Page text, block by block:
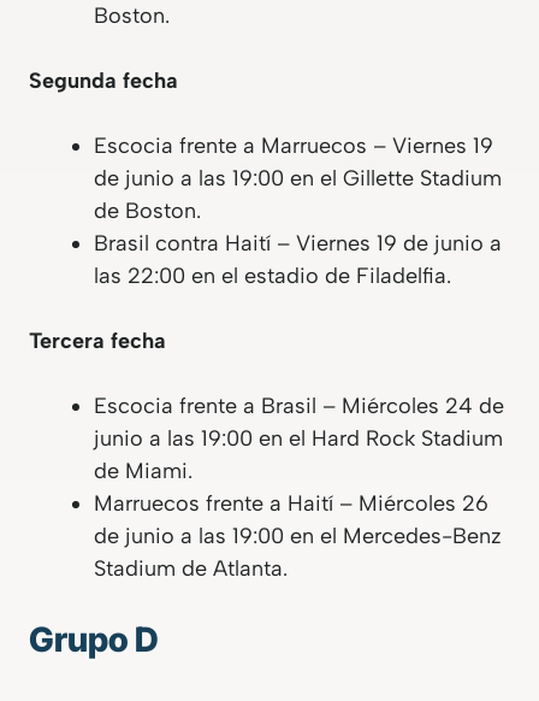
Boston.
Segunda fecha
Escocia frente a Marruecos – Viernes 19
de junio a las 19:00 en el Gillette Stadium
de Boston.
Brasil contra Haití – Viernes 19 de junio a
las 22:00 en el estadio de Filadelfia.
Tercera fecha
Escocia frente a Brasil – Miércoles 24 de
junio a las 19:00 en el Hard Rock Stadium
de Miami.
Marruecos frente a Haití – Miércoles 26
de junio a las 19:00 en el Mercedes-Benz
Stadium de Atlanta.
Grupo D